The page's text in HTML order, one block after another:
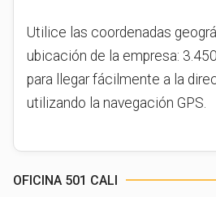
Utilice las coordenadas
ubicación de la empresa:
para llegar fácilmente a la
utilizando la navegación GPS.
OFICINA 501 CALI